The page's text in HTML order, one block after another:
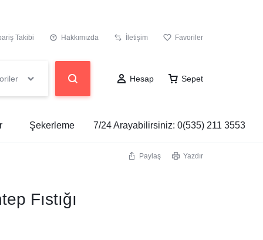
Takibi Hakkımızda İletişim Favoriler
Hesap Sepet
Şekerleme 7/24 Arayabilirsiniz: 0(535) 211 3553
Paylaş Yazdır
Fıstığı